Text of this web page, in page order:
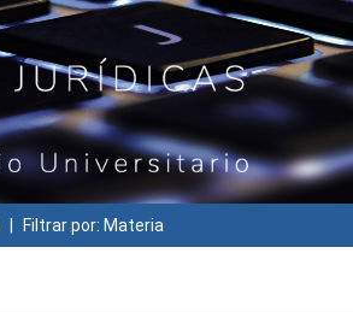
Filtrar por: Materia